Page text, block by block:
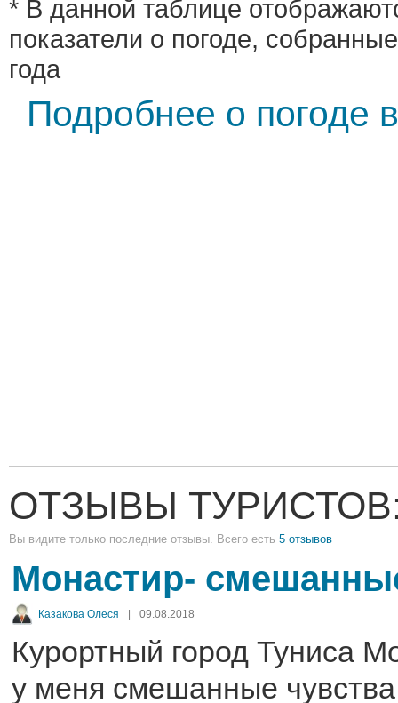
* В данной таблице
показатели о погоде,
года
Подробнее о погоде
ОТЗЫВЫ
Вы видите только последние отзывы. Всего есть 5 отзывов
Монастир-
Казакова Олеся | 09.08.2018
Курортный город Туниса
у меня смешанные